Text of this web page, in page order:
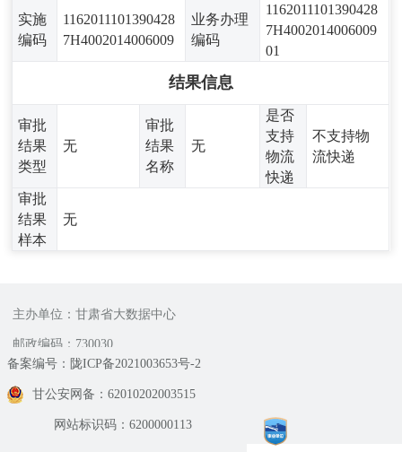
实施
编码
1162011101390428
7H4002014006009
业务办理
编码
1162011101390428
7H4002014006009
01
结果信息
审批
结果
类型
无
审批
结果
名称
无
是否
支持
物流
快递
不支持物
流快递
审批
结果
样本
无
主办单位：甘肃省大数据中心
邮政编码：730030
备案编号：陇ICP备2021003653号-2
甘公安网备：62010202003515
网站标识码：6200000113